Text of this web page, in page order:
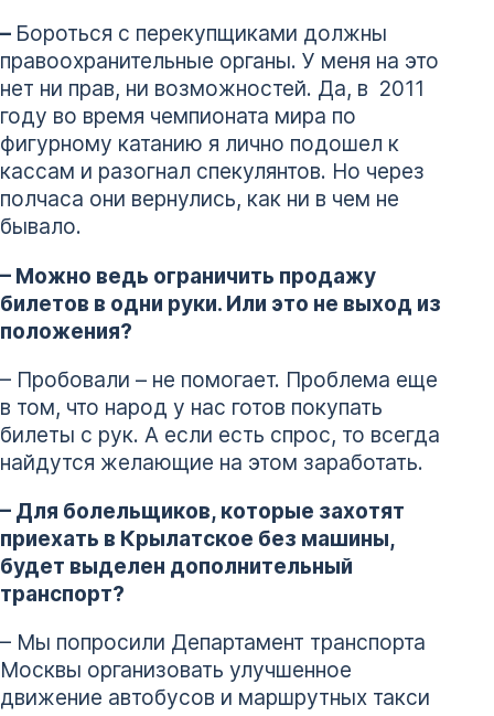
– Бороться с перекупщиками должны
правоохранительные органы. У меня на это
нет ни прав, ни возможностей. Да, в 2011
году во время чемпионата мира по
фигурному катанию я лично подошел к
кассам и разогнал спекулянтов. Но через
полчаса они вернулись, как ни в чем не
бывало.
– Можно ведь ограничить продажу
билетов в одни руки. Или это не выход из
положения?
– Пробовали – не помогает. Проблема еще
в том, что народ у нас готов покупать
билеты с рук. А если есть спрос, то всегда
найдутся желающие на этом заработать.
– Для болельщиков, которые захотят
приехать в Крылатское без машины,
будет выделен дополнительный
транспорт?
– Мы попросили Департамент транспорта
Москвы организовать улучшенное
движение автобусов и маршрутных такси